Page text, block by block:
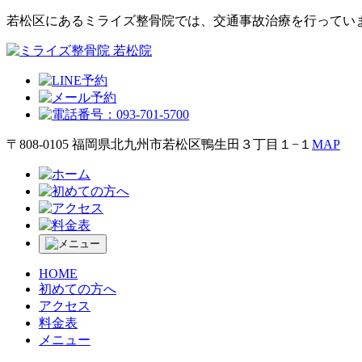
若松区にあるミライズ整骨院では、交通事故治療を行ってい
〒808-0105 福岡県北九州市若松区鴨生田３丁目１−１ MAP
HOME
初めての方へ
アクセス
料金表
メニュー